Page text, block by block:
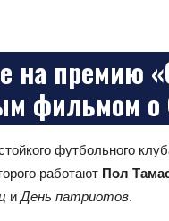
на премию
фильмом
футбольного
работают Пол
и День патриотов.